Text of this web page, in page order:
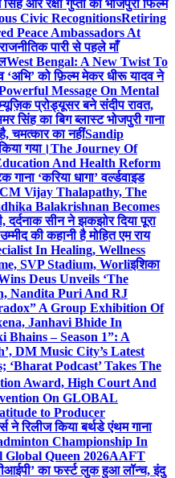
और रक्षा गुप्ता की भोजपुरी फिल्म
Civic RecognitionsRetiring
Peace Ambassadors At
पारी से पहले माँ
West Bengal: A New Twist To
‘अभि’ को फ़िल्म मेकर धीरू यादव ने
Message On Mental
प्रोड्यूसर बने संदीप रावत,
सिंह का बिग ब्लास्ट भोजपुरी गाना
चमत्कार का नहींSandip
गया।The Journey Of
And Health Reform
‘करिया धागा’ वर्ल्डवाइड
Vijay Thalapathy, The
Balakrishnan Becomes
दर्दनाक सीन ने झकझोर दिया पूरा
की कहानी है मोहित एम राय
In Healing, Wellness
SVP Stadium, Worliइशिका
Deus Unveils ‘The
Nandita Puri And RJ
A Group Exhibition Of
Janhavi Bhide In
Bhains – Season 1”: A
DM Music City’s Latest
‘Bharat Podcast’ Takes The
Award, High Court And
On GLOBAL
to Producer
ने रिलीज किया बर्थडे एंथम गाना
Championship In
Queen 2026AAFT
का फर्स्ट लुक हुआ लॉन्च, इंदु